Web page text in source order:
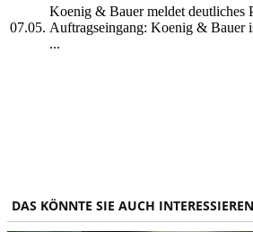
07.05.
Koenig & Bauer meldet deutliches
Auftragseingang: Koenig & Bauer
...